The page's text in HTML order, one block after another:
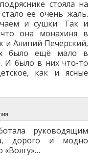
стояла на
её очень жаль.
и сушки. Так и
что она монахиня в
и Алипий Печерский,
было ещё мало в
И было в них что-то
как и ясные
руководящим
дорого и модно
«Волгу»…